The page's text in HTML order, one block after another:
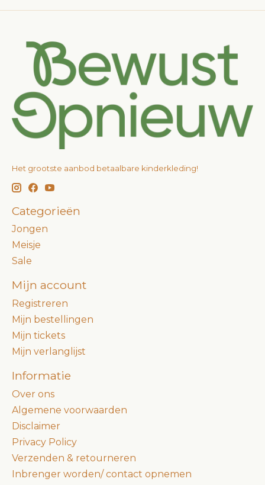
Het grootste aanbod betaalbare kinderkleding!
Categorieën
Jongen
Meisje
Sale
Mijn account
Registreren
Mijn bestellingen
Mijn tickets
Mijn verlanglijst
Informatie
Over ons
Algemene voorwaarden
Disclaimer
Privacy Policy
Verzenden & retourneren
Inbrenger worden/ contact opnemen